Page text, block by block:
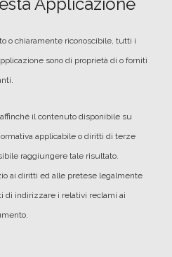
o chiaramente riconoscibile, tutti i
sono di proprietà di o forniti
il contenuto disponibile su
applicabile o diritti di terze
raggiungere tale risultato.
ai diritti ed alle pretese legalmente
di indirizzare i relativi reclami ai